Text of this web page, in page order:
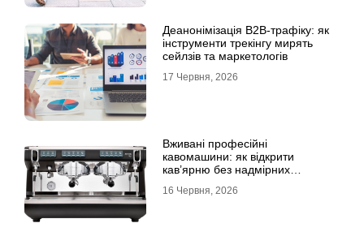
Деанонімізація B2B-трафіку: як
інструменти трекінгу мирять
сейлзів та маркетологів
17 Червня, 2026
Вживані професійні
кавомашини: як відкрити
кав’ярню без надмірних
16 Червня, 2026